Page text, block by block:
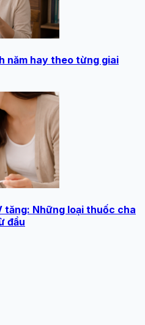
năm hay theo từng giai
tăng: Những loại thuốc cha
đầu